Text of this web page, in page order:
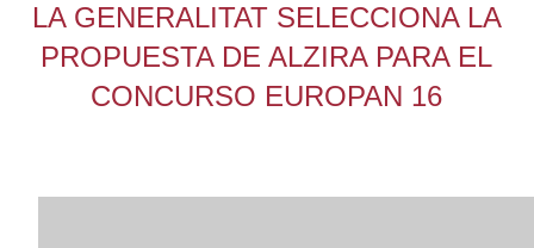
LA GENERALITAT SELECCIONA LA
PROPUESTA DE ALZIRA PARA EL
CONCURSO EUROPAN 16